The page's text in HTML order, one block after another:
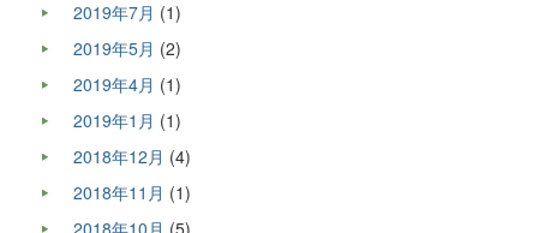
2019年7月 (1)
2019年5月 (2)
2019年4月 (1)
2019年1月 (1)
2018年12月 (4)
2018年11月 (1)
2018年10月 (5)